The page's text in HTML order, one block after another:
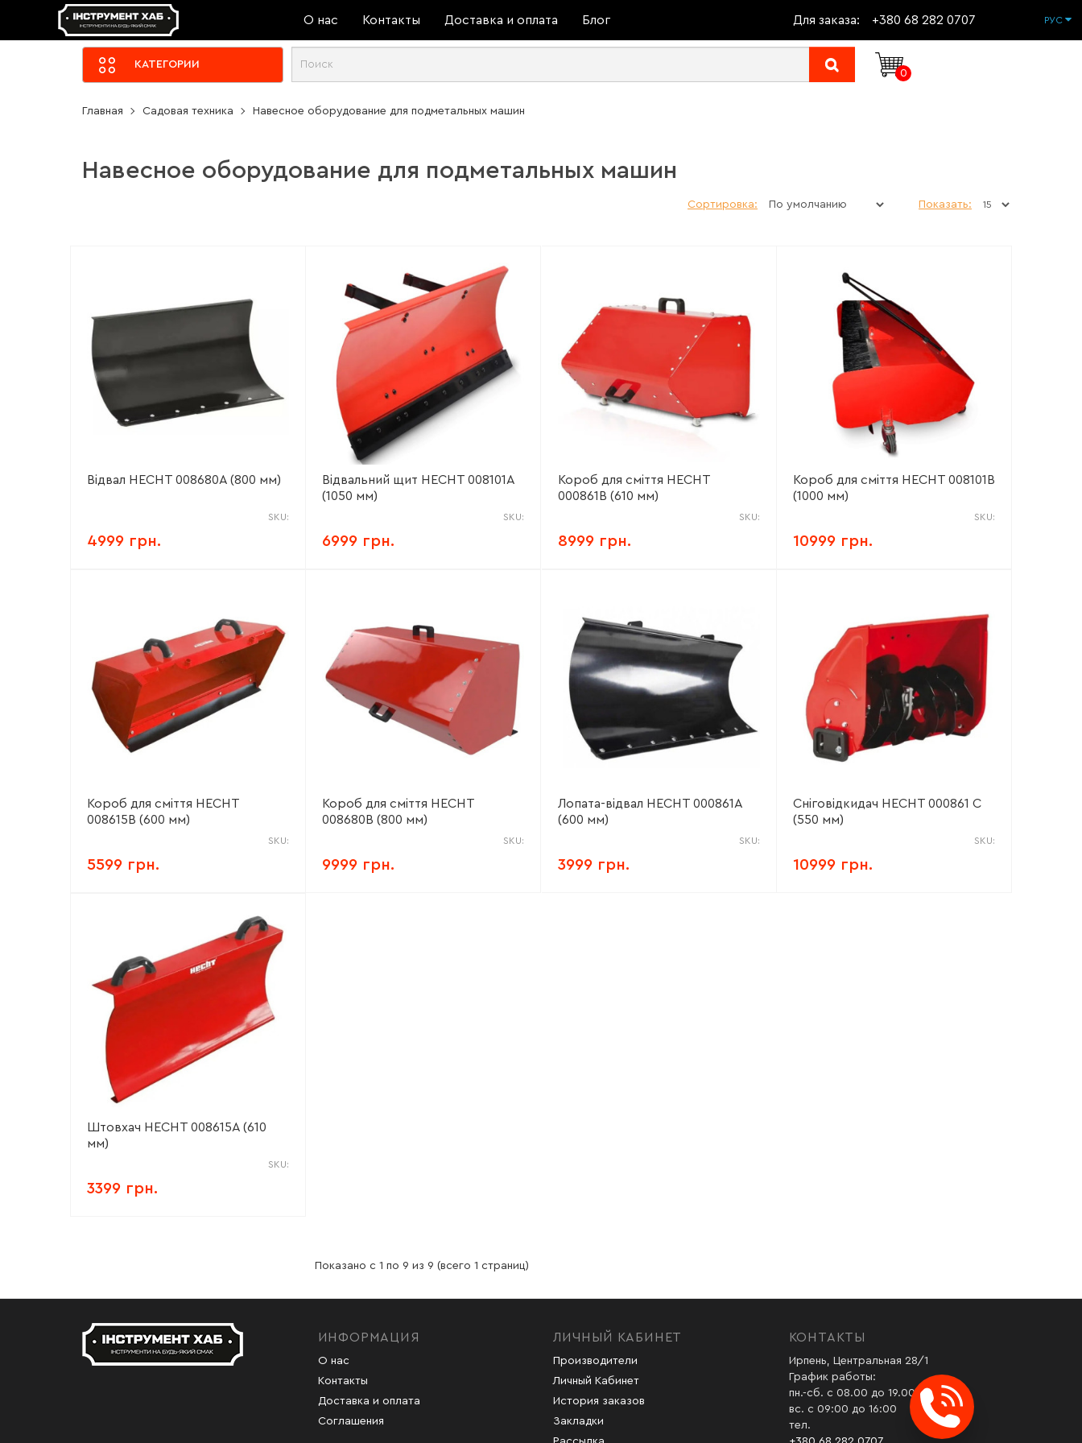
О нас Контакты Доставка и оплата Блог Для заказа: +380 68 282 0707 РУС
КАТЕГОРИИ
0
Главная Садовая техника Навесное оборудование для подметальных машин
Навесное оборудование для подметальных машин
Сортировка: Показать:
Відвал HECHT 008680А (800 мм)
SKU:
4999 грн.
Відвальний щит HECHT 008101A
(1050 мм)
SKU:
6999 грн.
Короб для сміття HECHT
000861B (610 мм)
SKU:
8999 грн.
Короб для сміття HECHT 008101B
(1000 мм)
SKU:
10999 грн.
Короб для сміття HECHT
008615В (600 мм)
SKU:
5599 грн.
Короб для сміття HECHT
008680В (800 мм)
SKU:
9999 грн.
Лопата-відвал HECHT 000861A
(600 мм)
SKU:
3999 грн.
Сніговідкидач HECHT 000861 C
(550 мм)
SKU:
10999 грн.
Штовхач HECHT 008615А (610
мм)
SKU:
3399 грн.
Показано с 1 по 9 из 9 (всего 1 страниц)
ИНФОРМАЦИЯ
О нас
Контакты
Доставка и оплата
Соглашения
ЛИЧНЫЙ КАБИНЕТ
Производители
Личный Кабинет
История заказов
Закладки
КОНТАКТЫ
Ирпень, Центральная 28/1
График работы:
пн.-сб. с 08.00 до 19.00
вс. с 09:00 до 16:00
тел.